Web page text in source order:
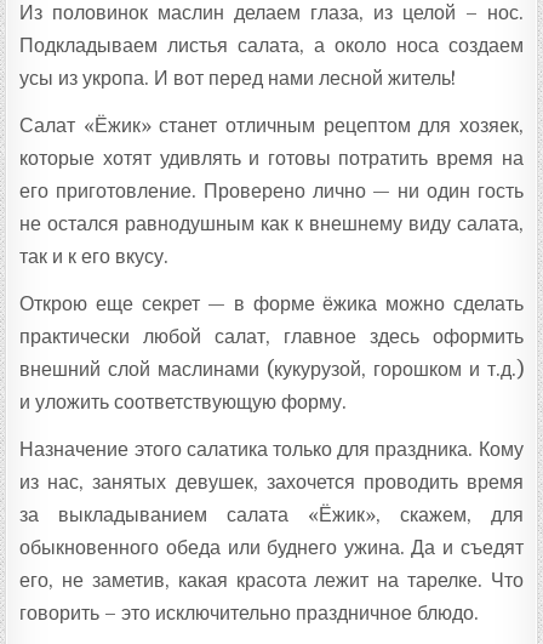
Из половинок маслин делаем глаза, из целой – нос.
Подкладываем листья салата, а около носа создаем
усы из укропа. И вот перед нами лесной житель!
Салат «Ёжик» станет отличным рецептом для хозяек,
которые хотят удивлять и готовы потратить время на
его приготовление. Проверено лично — ни один гость
не остался равнодушным как к внешнему виду салата,
так и к его вкусу.
Открою еще секрет — в форме ёжика можно сделать
практически любой салат, главное здесь оформить
внешний слой маслинами (кукурузой, горошком и т.д.)
и уложить соответствующую форму.
Назначение этого салатика только для праздника. Кому
из нас, занятых девушек, захочется проводить время
за выкладыванием салата «Ёжик», скажем, для
обыкновенного обеда или буднего ужина. Да и съедят
его, не заметив, какая красота лежит на тарелке. Что
говорить – это исключительно праздничное блюдо.